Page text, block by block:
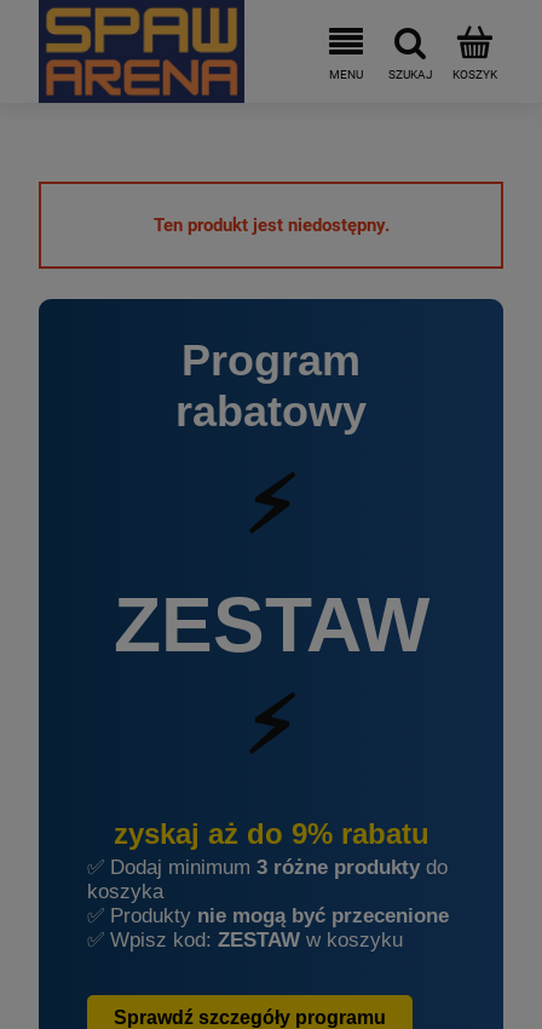
Ten produkt jest niedostępny.
Program
rabatowy
⚡
ZESTAW
⚡
zyskaj aż do 9% rabatu
✅ Dodaj minimum 3 różne produkty do
koszyka
✅ Produkty nie mogą być przecenione
✅ Wpisz kod: ZESTAW w koszyku
Sprawdź szczegóły programu